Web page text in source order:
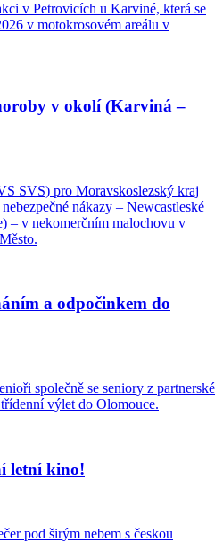
v Petrovicích u Karviné, která se
v motokrosovém areálu v
v okolí (Karviná –
SVS) pro Moravskoslezský kraj
nákazy – Newcastleské
– v nekomerčním malochovu v
a odpočinkem do
společně se seniory z partnerské
výlet do Olomouce.
letní kino!
pod širým nebem s českou